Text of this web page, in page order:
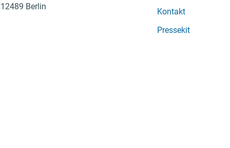
12489 Berlin
Kontakt
Pressekit